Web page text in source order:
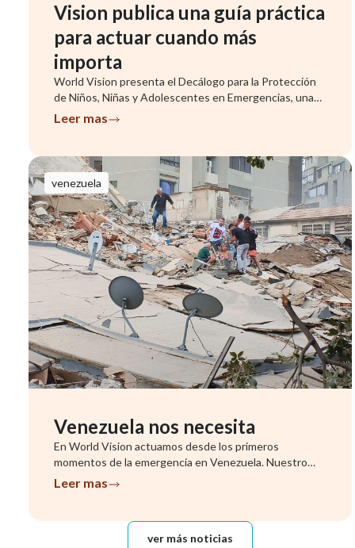
Vision publica una guía práctica
para actuar cuando más
importa
World Vision presenta el Decálogo para la Protección
de Niños, Niñas y Adolescentes en Emergencias, una
herramienta que ...
Leer mas
venezuela
Venezuela nos necesita
En World Vision actuamos desde los primeros
momentos de la emergencia en Venezuela. Nuestro
equipo ya se encuentra evalu...
Leer mas
ver más noticias